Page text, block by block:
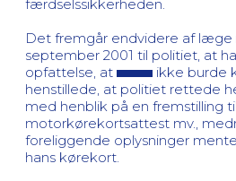
færdselssikkerheden.
Det fremgår endvidere af læge
september 2001 til politiet, at
opfattelse, at
ikke burde
henstillede, at politiet rettede
med henblik på en fremstilling til
motorkørekortsattest mv.,
foreliggende oplysninger
hans kørekort.